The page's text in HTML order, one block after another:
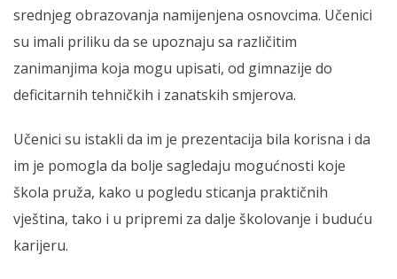
srednjeg obrazovanja namijenjena osnovcima. Učenici
su imali priliku da se upoznaju sa različitim
zanimanjima koja mogu upisati, od gimnazije do
deficitarnih tehničkih i zanatskih smjerova.
Učenici su istakli da im je prezentacija bila korisna i da
im je pomogla da bolje sagledaju mogućnosti koje
škola pruža, kako u pogledu sticanja praktičnih
vještina, tako i u pripremi za dalje školovanje i buduću
karijeru.